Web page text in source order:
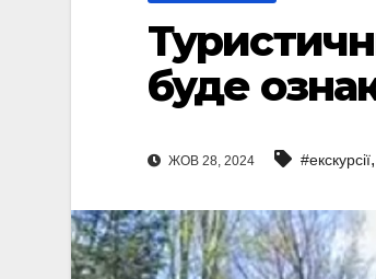
буде
ЖОВ 28, 2024 #екскурсії,